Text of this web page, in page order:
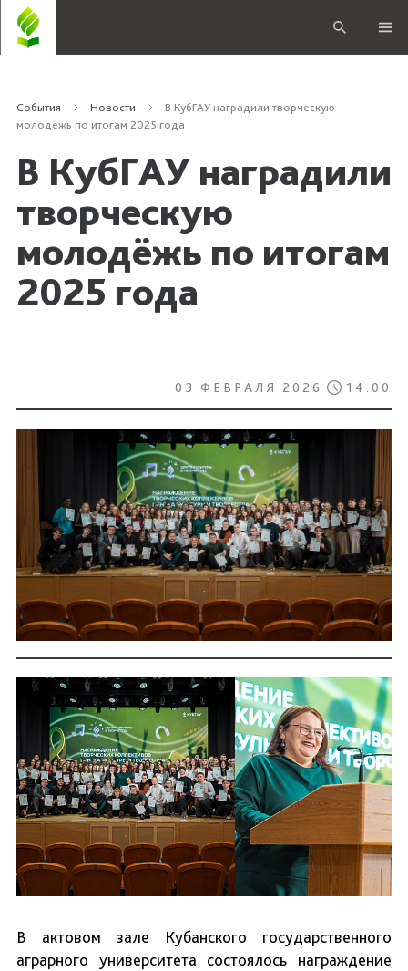
События Новости
В КубГАУ наградили творческую
молодёжь по итогам 2025 года
В КубГАУ наградили
творческую
молодёжь по итогам
2025 года
03 ФЕВРАЛЯ 2026 14:00
В актовом зале Кубанского государственного
аграрного университета состоялось награждение